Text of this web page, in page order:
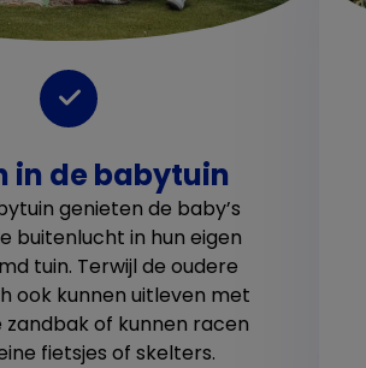
in de babytuin
genieten de baby’s
buitenlucht in hun eigen
tuin. Terwijl de oudere
ook kunnen uitleven met
zandbak of kunnen racen
fietsjes of skelters.